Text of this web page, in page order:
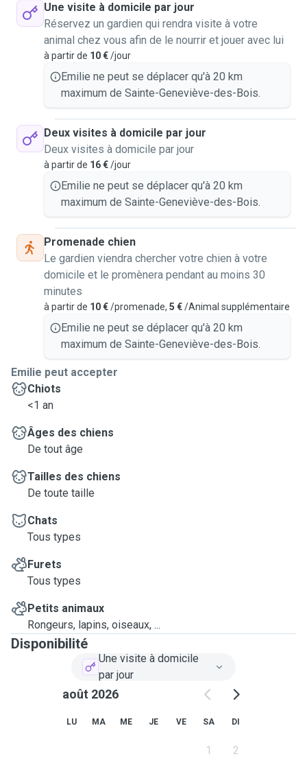
Une visite à domicile par jour
Réservez un gardien qui rendra visite à votre
animal chez vous afin de le nourrir et jouer avec lui
à partir de 10 €/jour
Emilie ne peut se déplacer qu'à 20 km
maximum de Sainte-Geneviève-des-Bois.
Deux visites à domicile par jour
Deux visites à domicile par jour
à partir de 16 €/jour
Emilie ne peut se déplacer qu'à 20 km
maximum de Sainte-Geneviève-des-Bois.
Promenade chien
Le gardien viendra chercher votre chien à votre
domicile et le promènera pendant au moins 30
minutes
à partir de 10 €/promenade, 5 €/Animal supplémentaire
Emilie ne peut se déplacer qu'à 20 km
maximum de Sainte-Geneviève-des-Bois.
Emilie peut accepter
Chiots
<1 an
Âges des chiens
De tout âge
Tailles des chiens
De toute taille
Chats
Tous types
Furets
Tous types
Petits animaux
Rongeurs, lapins, oiseaux, ...
Disponibilité
Une visite à domicile
par jour
août 2026
LU MA ME JE VE SA DI
1 2